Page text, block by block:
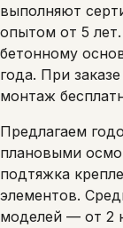
выполняют
опытом от 5
бетонному
года. При
монтаж
Предлагаем
плановыми
подтяжка
элементов.
моделей — от 2